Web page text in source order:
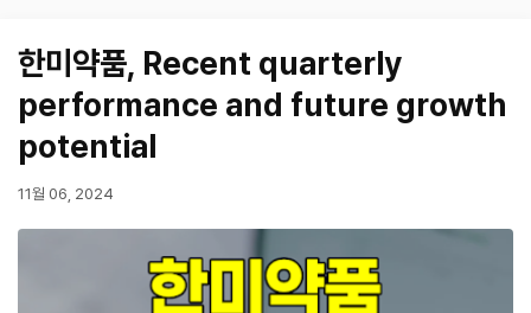
분기 실적 분석 한미…
한미약품, Recent quarterly
performance and future growth
potential
11월 06, 2024